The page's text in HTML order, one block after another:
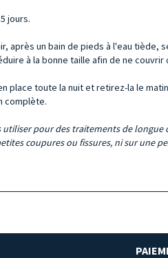
jours.
après un bain de pieds à l'eau tiède,
à la bonne taille afin de ne
place toute la nuit et retirez-la le
complète.
utiliser pour des traitements de
coupures ou fissures, ni sur une